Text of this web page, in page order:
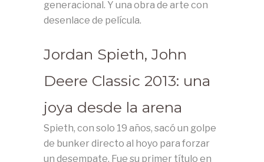
generacional. Y una obra de arte con
desenlace de película.
Jordan Spieth, John
Deere Classic 2013: una
joya desde la arena
Spieth, con solo 19 años, sacó un golpe
de bunker directo al hoyo para forzar
un desempate. Fue su primer título en